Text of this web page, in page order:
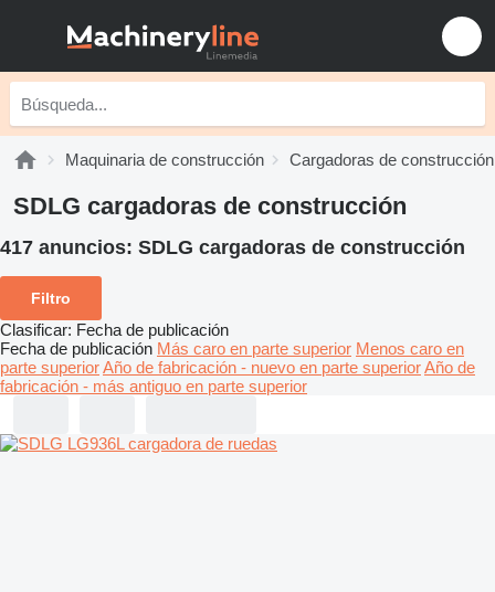
Maquinaria de construcción Cargadoras de construcción
SDLG cargadoras de construcción
417 anuncios: SDLG cargadoras de construcción
Filtro
Clasificar: Fecha de publicación
Fecha de publicación Más caro en parte superior Menos caro en
parte superiorAño de fabricación - nuevo en parte superiorAño de
fabricación - más antiguo en parte superior